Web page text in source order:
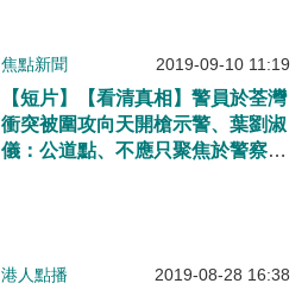
焦點新聞 2019-09-10 11:19
【短片】【看清真相】警員於荃灣
衝突被圍攻向天開槍示警、葉劉淑
儀：公道點、不應只聚焦於警察開
港人點播 2019-08-28 16:38